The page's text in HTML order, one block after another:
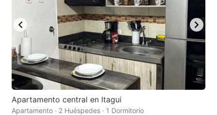
Apartamento central en Itagui
Apartamento · 2 Huéspedes · 1 Dormitorio